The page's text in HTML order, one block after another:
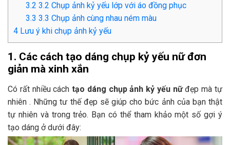
3.2 3.2 Chụp ảnh kỷ yếu lớp với áo đồng phục
3.3 3.3 Chụp ảnh cùng nhau ném màu
4 Lưu ý khi chụp ảnh kỷ yếu
1. Các cách tạo dáng chụp kỷ yếu nữ đơn
giản mà xinh xắn
Có rất nhiều cáchtạo dáng chụp ảnh kỷ yếu nữđẹp mà tự
nhiên . Những tư thế đẹp sẽ giúp cho bức ảnh của bạn thật
tự nhiên và trong trẻo. Bạn có thể tham khảo một số gợi ý
tạo dáng ở dưới đây: